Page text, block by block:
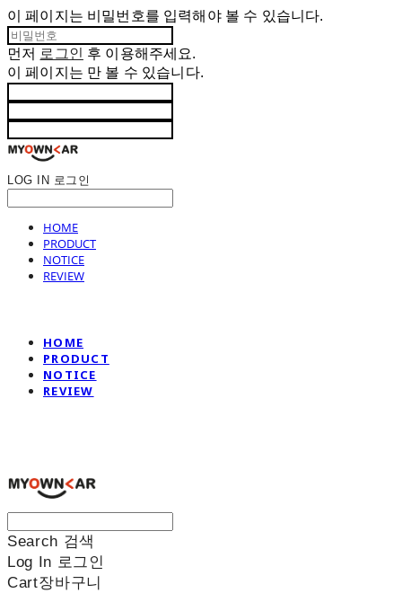
이 페이지는 비밀번호를 입력해야 볼 수 있습니다.
먼저 로그인 후 이용해주세요.
이 페이지는 만 볼 수 있습니다.
LOG IN 로그인
HOME
PRODUCT
NOTICE
REVIEW
HOME
PRODUCT
NOTICE
REVIEW
Search 검색
Log In 로그인
Cart장바구니